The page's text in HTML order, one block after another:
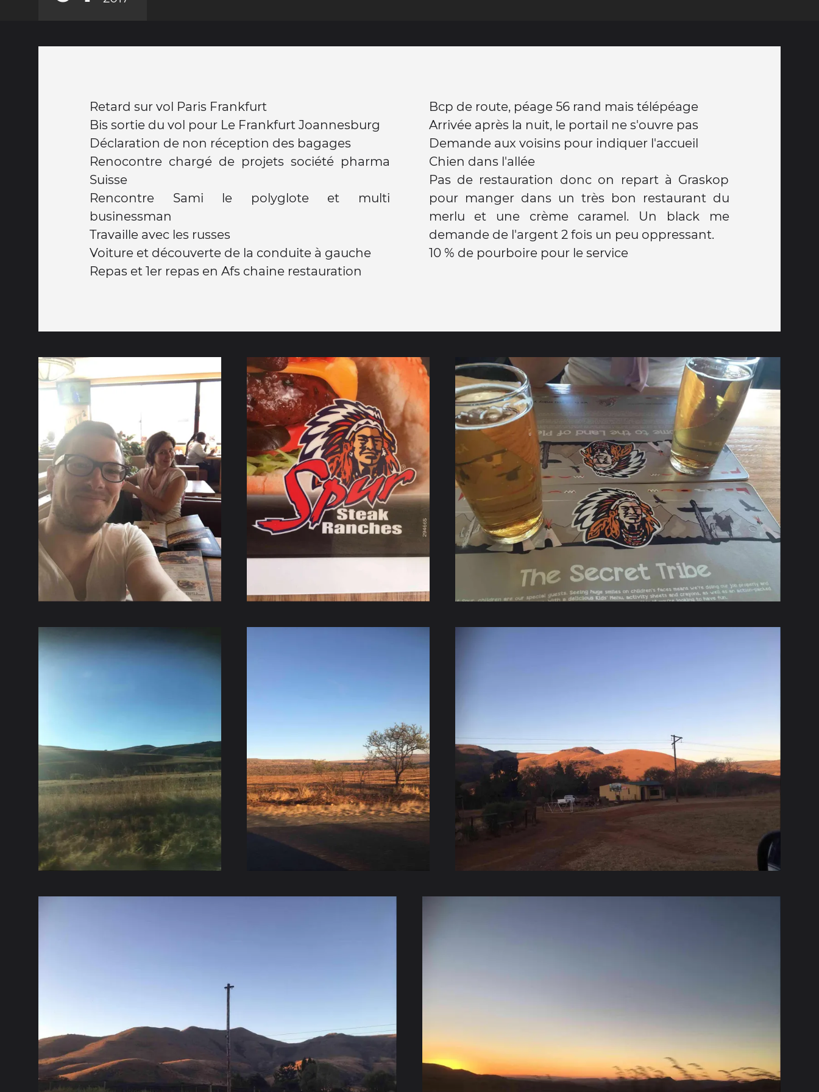
Retard sur vol Paris Frankfurt
Bis sortie du vol pour Le Frankfurt Joannesburg
Déclaration de non réception des bagages
Renocontre chargé de projets société pharma
Suisse
Rencontre Sami le polyglote et multi
businessman
Travaille avec les russes
Voiture et découverte de la conduite à gauche
Repas et 1er repas en Afs chaine restauration
Bcp de route, péage 56 rand mais télépéage
Arrivée après la nuit, le portail ne s'ouvre pas
Demande aux voisins pour indiquer l'accueil
Chien dans l'allée
Pas de restauration donc on repart à Graskop
pour manger dans un très bon restaurant du
merlu et une crème caramel. Un black me
demande de l'argent 2 fois un peu oppressant.
10 % de pourboire pour le service